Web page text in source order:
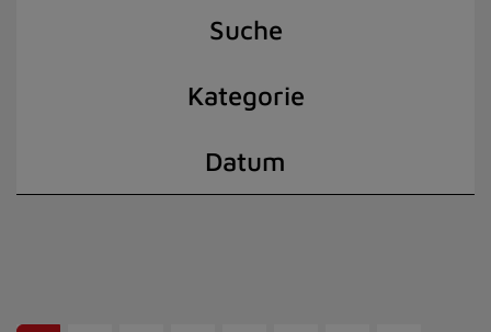
Suche
Kategorie
Datum